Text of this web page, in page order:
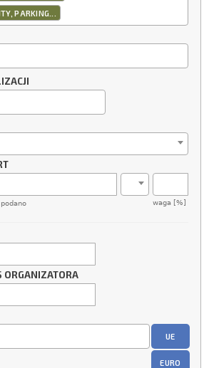
PARKING...
waga [%]
podano
ORGANIZATORA
UE
EURO